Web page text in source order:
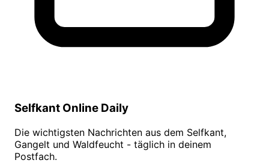
Selfkant Online Daily
Die wichtigsten Nachrichten aus dem Selfkant,
Gangelt und Waldfeucht - täglich in deinem
Postfach.